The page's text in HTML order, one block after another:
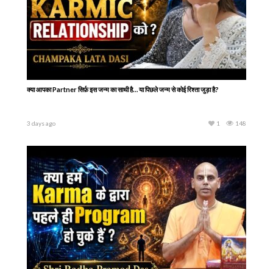
क्या आपका Partner सिर्फ़ इस जन्म का साथी है… या पिछले जन्म से कोई रिश्ता जुड़ा है?
3 days ago 148
1